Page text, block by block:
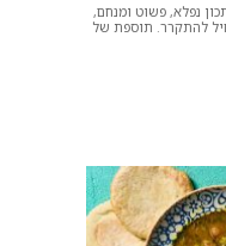
נפלא, פשוט ומנחם,
להתקרר. תוספת של